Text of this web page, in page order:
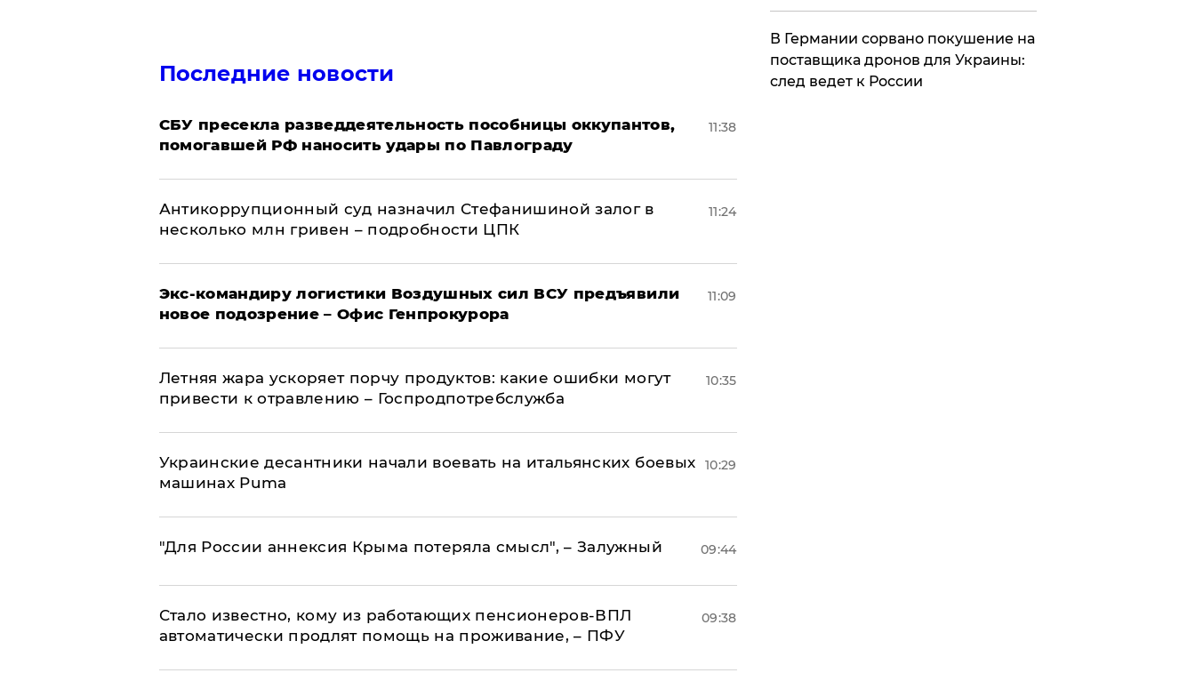
Последние новости
СБУ пресекла разведдеятельность пособницы оккупантов,
помогавшей РФ наносить удары по Павлограду
11:38
Антикоррупционный суд назначил Стефанишиной залог в
несколько млн гривен – подробности ЦПК
11:24
Экс-командиру логистики Воздушных сил ВСУ предъявили
новое подозрение – Офис Генпрокурора
11:09
Летняя жара ускоряет порчу продуктов: какие ошибки могут
привести к отравлению – Госпродпотребслужба
10:35
Украинские десантники начали воевать на итальянских боевых
машинах Puma
10:29
"Для России аннексия Крыма потеряла смысл", – Залужный 09:44
Стало известно, кому из работающих пенсионеров-ВПЛ
автоматически продлят помощь на проживание, – ПФУ
09:38
​В Германии сорвано покушение на
поставщика дронов для Украины:
след ведет к России